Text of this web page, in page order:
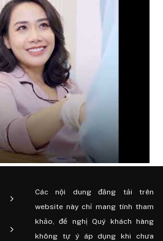
Các nội dung đăng tải trên
website này chỉ mang tính tham
khảo, đề nghị Quý khách hàng
không tự ý áp dụng khi chưa